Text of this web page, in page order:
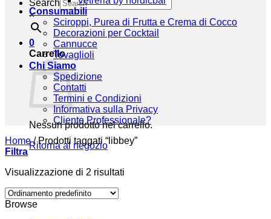
Search
×
0
Carrello
Nessun prodotto nel carrello.
Ritorna al negozio
Consumabili
Sciroppi, Purea di Frutta e Crema di Cocco
Decorazioni per Cocktail
Cannucce
Tovaglioli
Chi Siamo
Spedizione
Contatti
Termini e Condizioni
Informativa sulla Privacy
Cliente Professionale?
Home /Prodotti taggati “libbey”
Filtra
Visualizzazione di 2 risultati
Browse